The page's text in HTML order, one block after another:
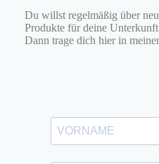
Du willst regelmäßig über
Produkte für deine
Dann trage dich hier in